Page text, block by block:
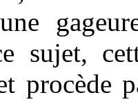
sujet,
procède